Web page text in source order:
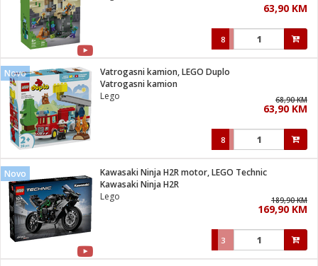
63,90 KM
8
Novo
Vatrogasni kamion, LEGO Duplo
Vatrogasni kamion
Lego
68,90 KM
63,90 KM
8
Novo
Kawasaki Ninja H2R motor, LEGO Technic
Kawasaki Ninja H2R
Lego
189,90 KM
169,90 KM
3